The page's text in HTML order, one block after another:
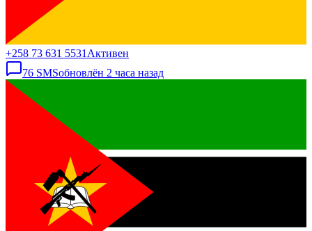
+258 73 631 5531 Активен
76 SMSобновлён 2 часа назад